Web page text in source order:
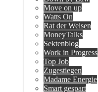
Move on up
Watts On
Rat der Weisen
MoneyTalks
Sektenblog
Work in Progress
Top Job
Zugestiegen
Madame Energie
Smart gespart